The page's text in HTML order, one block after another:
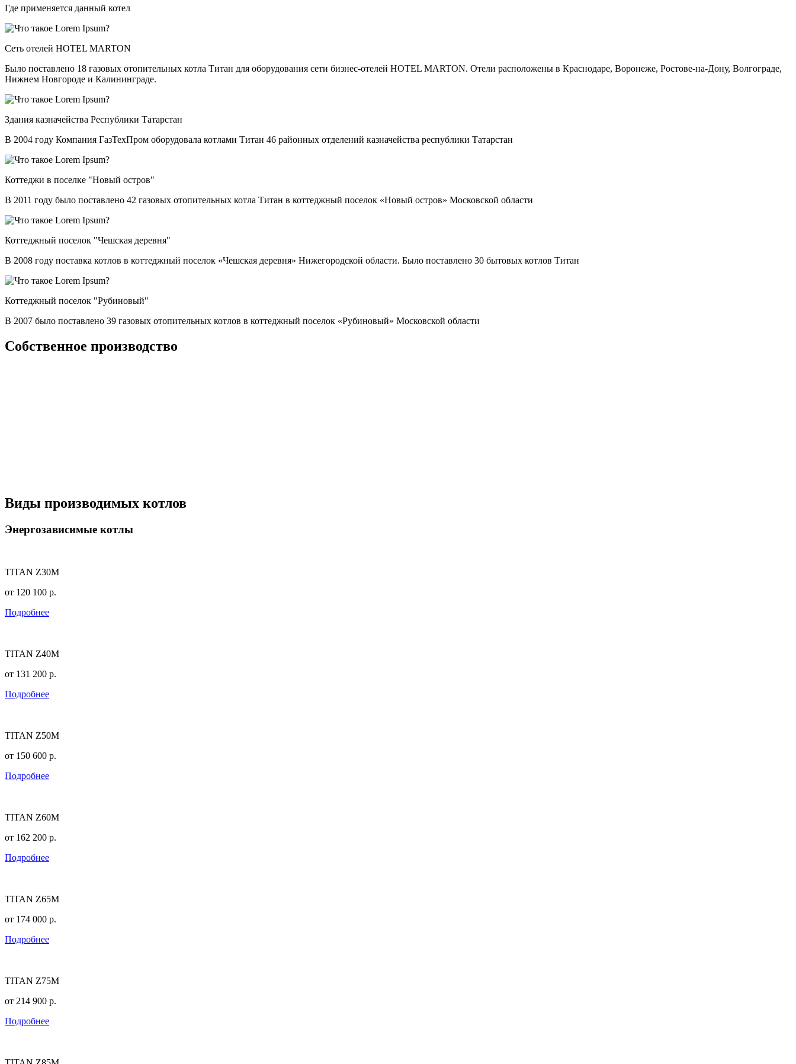
Где применяется данный котел
Сеть отелей HOTEL MARTON
Было поставлено 18 газовых отопительных котла Титан для оборудования сети бизнес-отелей HOTEL MARTON. Отели расположены в Краснодаре, Воронеже, Ростове-на-Дону, Волгограде,
Нижнем Новгороде и Калининграде.
Здания казначейства Республики Татарстан
В 2004 году Компания ГазТехПром оборудовала котлами Титан 46 районных отделений казначейства республики Татарстан
Коттеджи в поселке "Новый остров"
В 2011 году было поставлено 42 газовых отопительных котла Титан в коттеджный поселок «Новый остров» Московской области
Коттеджный поселок "Чешская деревня"
В 2008 году поставка котлов в коттеджный поселок «Чешская деревня» Нижегородской области. Было поставлено 30 бытовых котлов Титан
Коттеджный поселок "Рубиновый"
В 2007 было поставлено 39 газовых отопительных котлов в коттеджный поселок «Рубиновый» Московской области
Собственное производство
Виды производимых котлов
Энергозависимые котлы
TITAN Z30M
от 120 100 р.
Подробнее
TITAN Z40M
от 131 200 р.
Подробнее
TITAN Z50M
от 150 600 р.
Подробнее
TITAN Z60M
от 162 200 р.
Подробнее
TITAN Z65M
от 174 000 р.
Подробнее
TITAN Z75M
от 214 900 р.
Подробнее